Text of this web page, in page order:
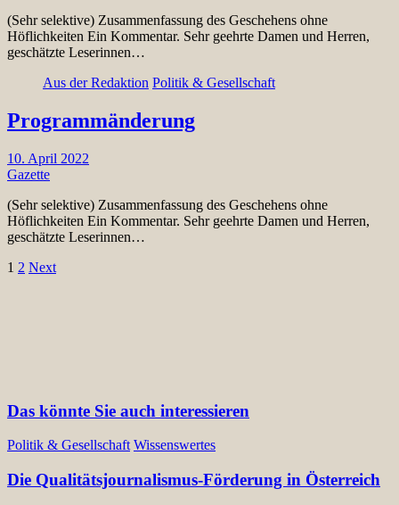
(Sehr selektive) Zusammenfassung des Geschehens ohne
Höflichkeiten Ein Kommentar. Sehr geehrte Damen und Herren,
geschätzte Leserinnen…
Aus der Redaktion Politik & Gesellschaft
Programmänderung
10. April 2022
Gazette
(Sehr selektive) Zusammenfassung des Geschehens ohne
Höflichkeiten Ein Kommentar. Sehr geehrte Damen und Herren,
geschätzte Leserinnen…
Seitennummerierung
1 2 Next
Das könnte Sie auch interessieren
Politik & Gesellschaft Wissenswertes
Die Qualitätsjournalismus-Förderung in Österreich